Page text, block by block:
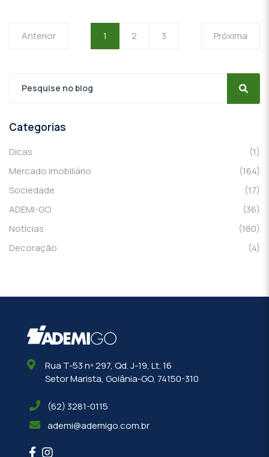
Anterior 1 2 3 Próxima
Categorias
Dicas
(1)
Mercado imobiliário
(164)
Sociedade
(17)
ADEMI-GO
(36)
Notícias
(180)
Decoração
(4)
Rua T-53 nº 297, Qd. J-19, Lt. 16
Setor Marista, Goiânia-GO, 74150-310
(62) 3281-0115
ademi@ademigo.com.br